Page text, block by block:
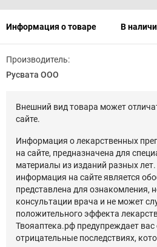
Информация о товаре В
Производитель:
Русвата ООО
Внешний вид товара может
сайте.
Информация о лекарственных
на сайте, предназначена для
материалы из изданий разных
информация на сайте является
представлена для ознакомления,
консультации врача и не может
положительного эффекта
Твояаптека.рф предупреждает
отрицательные последствиях,